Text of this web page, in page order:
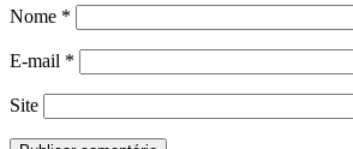
Nome *
E-mail *
Site